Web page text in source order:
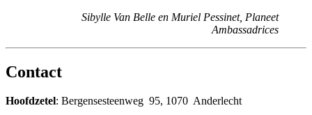
Sibylle Van Belle en Muriel Pessinet, Planeet
Ambassadrices
Contact
Hoofdzetel: Bergensesteenweg 95, 1070 Anderlecht